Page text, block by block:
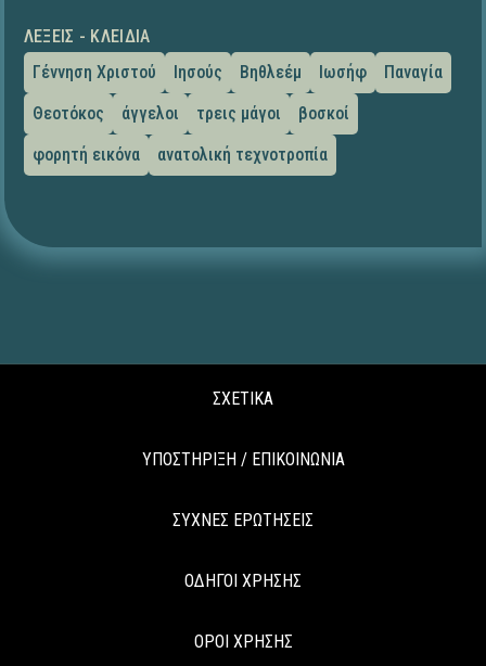
ΛΈΞΕΙΣ - ΚΛΕΙΔΙΆ
Γέννηση Χριστού
Ιησούς Βηθλεέμ Ιωσήφ
Παναγία
Θεοτόκος
άγγελοι τρεις μάγοι
βοσκοί
φορητή εικόνα
ανατολική τεχνοτροπία
ΣΧΕΤΙΚΑ
ΥΠΟΣΤΗΡΙΞΗ / ΕΠΙΚΟΙΝΩΝΙΑ
ΣΥΧΝΕΣ ΕΡΩΤΗΣΕΙΣ
ΟΔΗΓΟΙ ΧΡΗΣΗΣ
ΟΡΟΙ ΧΡΗΣΗΣ